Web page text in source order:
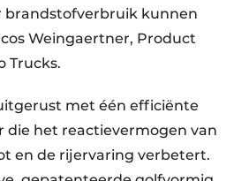
brandstofverbruik kunnen
Weingaertner, Product
Trucks.
met één efficiënte
die het reactievermogen van
en de rijervaring verbetert.